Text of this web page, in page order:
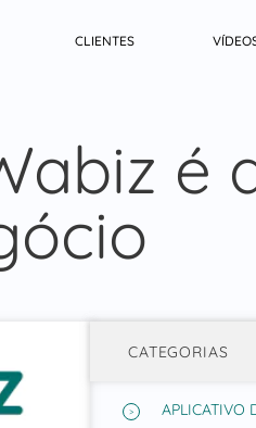
CLIENTES
é
CATEGORIAS
APLICATIVO